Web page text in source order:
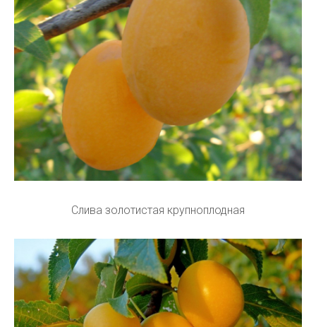
Слива золотистая крупноплодная